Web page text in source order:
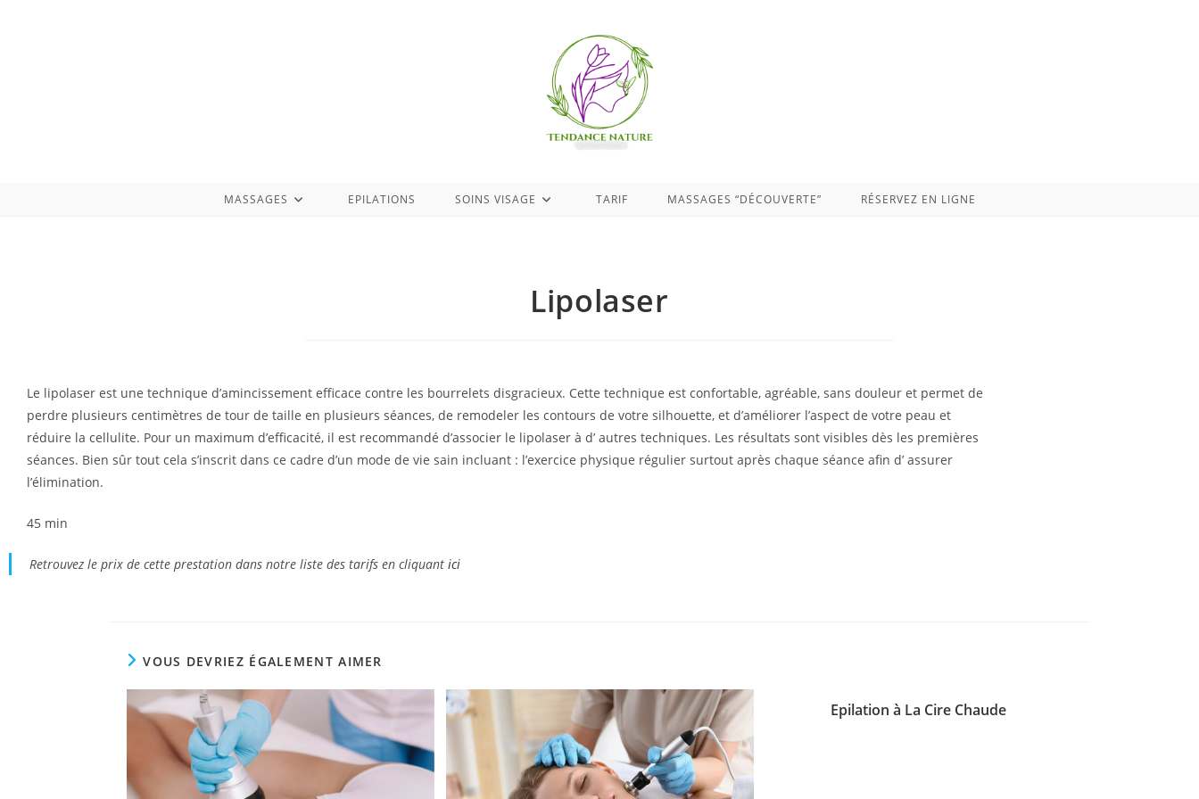
MASSAGES EPILATIONS SOINS VISAGE TARIF MASSAGES “DÉCOUVERTE” RÉSERVEZ EN LIGNE
Lipolaser
Le lipolaser est une technique d’amincissement efficace contre les bourrelets disgracieux. Cette technique est confortable, agréable, sans douleur et permet de
perdre plusieurs centimètres de tour de taille en plusieurs séances, de remodeler les contours de votre silhouette, et d’améliorer l’aspect de votre peau et
réduire la cellulite. Pour un maximum d’efficacité, il est recommandé d’associer le lipolaser à d’ autres techniques. Les résultats sont visibles dès les premières
séances. Bien sûr tout cela s’inscrit dans ce cadre d’un mode de vie sain incluant : l’exercice physique régulier surtout après chaque séance afin d’ assurer
l’élimination.
45 min
Retrouvez le prix de cette prestation dans notre liste des tarifs en cliquant ici
VOUS DEVRIEZ ÉGALEMENT AIMER
Epilation à La Cire Chaude